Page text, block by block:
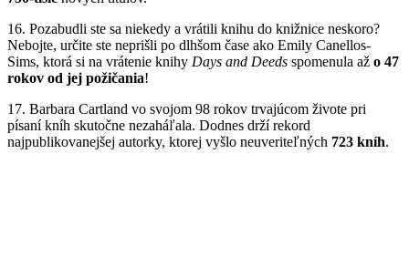
16. Pozabudli ste sa niekedy a vrátili knihu do knižnice neskoro?
Nebojte, určite ste neprišli po dlhšom čase ako Emily Canellos-
Sims, ktorá si na vrátenie knihy Days and Deeds spomenula až o 47
rokov od jej požičania!
17. Barbara Cartland vo svojom 98 rokov trvajúcom živote pri
písaní kníh skutočne nezaháľala. Dodnes drží rekord
najpublikovanejšej autorky, ktorej vyšlo neuveriteľných 723 kníh.